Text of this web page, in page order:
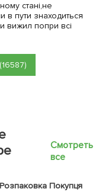
стані,не
пути знаходиться
вижил попри всі
Смотреть
все
Покупця